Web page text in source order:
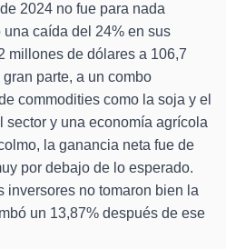
2024 no fue para nada
caída del 24% en sus
millones de dólares a 106,7
parte, a un combo
commodities como la soja y el
sector y una economía agrícola
la ganancia neta fue de
por debajo de lo esperado.
inversores no tomaron bien la
un 13,87% después de ese